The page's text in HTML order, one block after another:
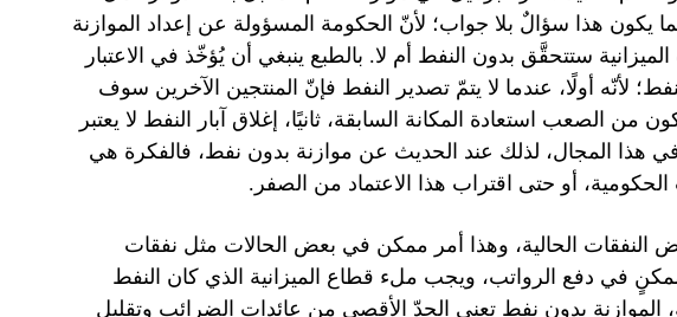
يكون هذا سؤالٌ بلا جواب؛ لأنّ الحكومة المسؤولة عن إعداد الموازنة
ستتحقَّق بدون النفط أم لا. بالطبع ينبغي أن يُؤخّذ في الاعتبار
لأنّه أولًا، عندما لا يتمّ تصدير النفط فإنّ المنتجين الآخرين سوف
الصعب استعادة المكانة السابقة، ثانيًا، إغلاق آبار النفط لا يعتبر
هذا المجال، لذلك عند الحديث عن موازنة بدون نفط، فالفكرة هي
أو حتى اقتراب هذا الاعتماد من الصفر.
الحالية، وهذا أمر ممكن في بعض الحالات مثل نفقات
ممكنٍ في دفع الرواتب، ويجب ملء قطاع الميزانية الذي كان النفط
الموازنة بدون نفط تعني الحدّ الأقصى من عائدات الضرائب وتقليل